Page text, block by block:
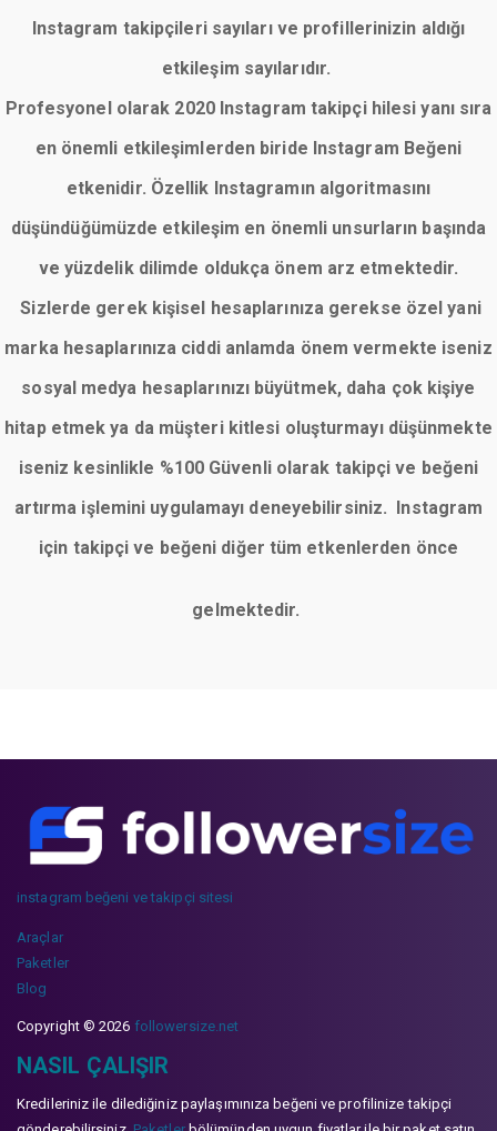
Instagram takipçileri sayıları ve profillerinizin aldığı
etkileşim sayılarıdır.
Profesyonel olarak 2020 Instagram takipçi hilesi yanı sıra
en önemli etkileşimlerden biride Instagram Beğeni
etkenidir. Özellik Instagramın algoritmasını
düşündüğümüzde etkileşim en önemli unsurların başında
ve yüzdelik dilimde oldukça önem arz etmektedir.
Sizlerde gerek kişisel hesaplarınıza gerekse özel yani
marka hesaplarınıza ciddi anlamda önem vermekte iseniz
sosyal medya hesaplarınızı büyütmek, daha çok kişiye
hitap etmek ya da müşteri kitlesi oluşturmayı düşünmekte
iseniz kesinlikle %100 Güvenli olarak takipçi ve beğeni
artırma işlemini uygulamayı deneyebilirsiniz. Instagram
için takipçi ve beğeni diğer tüm etkenlerden önce
gelmektedir.
instagram beğeni ve takipçi sitesi
Araçlar
Paketler
Blog
Copyright © 2026 followersize.net
NASIL ÇALIŞIR
Kredileriniz ile dilediğiniz paylaşımınıza beğeni ve profilinize takipçi